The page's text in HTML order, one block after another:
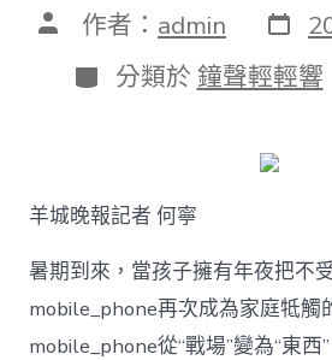
文 作者： admin 發
表
日
期
分
類
分類於 鐘聲輕輕響
羊城晚報記者 何寧
暑期到來，當孩子擁有年夜把不
mobile_phone再次成為家庭牴觸
mobile_phone從“戰場”變為“東